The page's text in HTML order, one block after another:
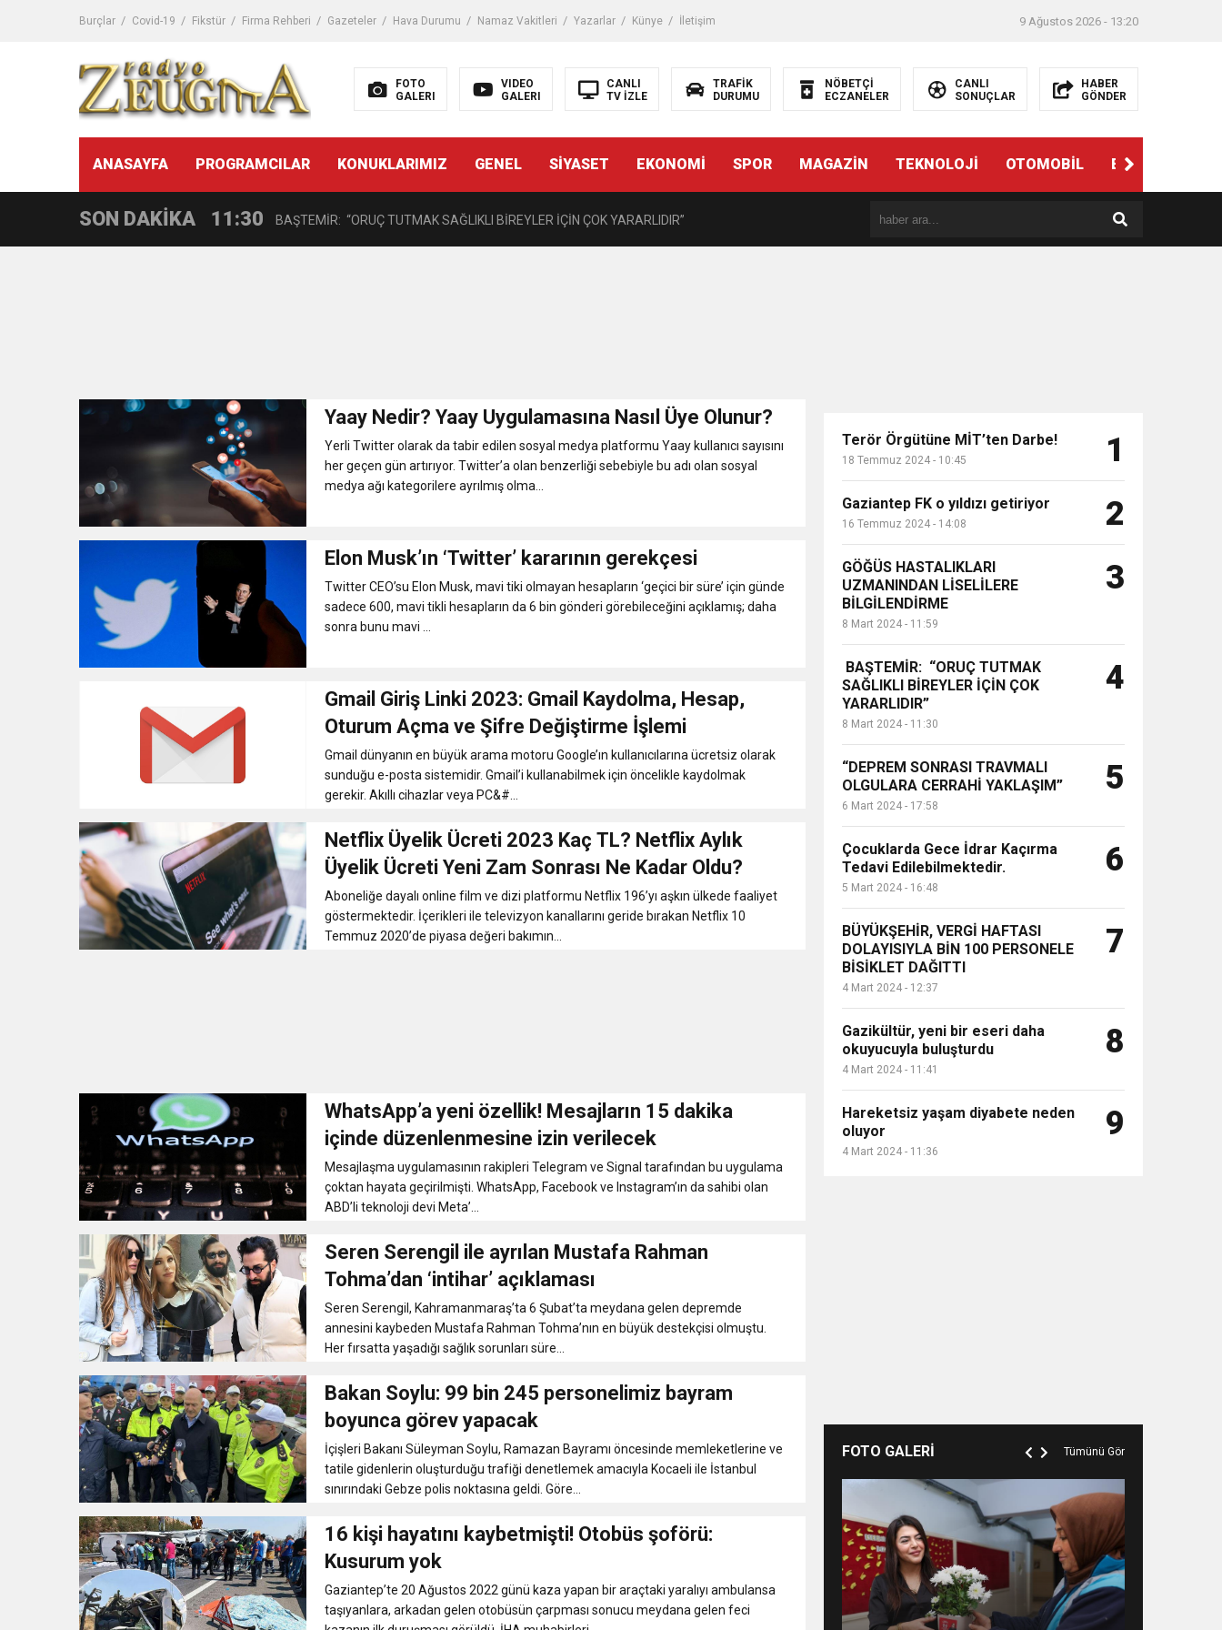
Burçlar Covid-19 Fikstür Firma Rehberi Gazeteler Hava Durumu Namaz Vakitleri Yazarlar Künye İletişim 9 Ağustos 2026 - 13:20
FOTO
GALERI
VIDEO
GALERI
CANLI
TV İZLE
TRAFİK
DURUMU
NÖBETÇİ
ECZANELER
CANLI
SONUÇLAR
HABER
GÖNDER
ANASAYFA PROGRAMCILAR KONUKLARIMIZ GENEL SİYASET EKONOMİ SPOR MAGAZİN TEKNOLOJİ OTOMOBİL EĞİTİM
SON DAKİKA
14:08 Gaziantep FK o yıldızı getiriyor
11:59 GÖĞÜS HASTALIKLARI UZMANINDAN LİSELİLERE BİLGİLENDİRME
11:30 BAŞTEMİR: “ORUÇ TUTMAK SAĞLIKLI BİREYLER İÇİN ÇOK YARARLIDIR”
11:41 Gazikültür, yeni bir eseri daha okuyucuyla buluşturdu
11:36 Hareketsiz yaşam diyabete neden oluyor
11:32 Dr. Öcük, karın germe estetiği ile ilgili bilgi verdi
10:45 Terör Örgütüne MİT’ten Darbe!
Yaay Nedir? Yaay Uygulamasına Nasıl Üye Olunur?
Yerli Twitter olarak da tabir edilen sosyal medya platformu Yaay kullanıcı sayısını
her geçen gün artırıyor. Twitter’a olan benzerliği sebebiyle bu adı olan sosyal
medya ağı kategorilere ayrılmış olma...
Elon Musk’ın ‘Twitter’ kararının gerekçesi
Twitter CEO’su Elon Musk, mavi tiki olmayan hesapların ‘geçici bir süre’ için günde
sadece 600, mavi tikli hesapların da 6 bin gönderi görebileceğini açıklamış; daha
sonra bunu mavi ...
Gmail Giriş Linki 2023: Gmail Kaydolma, Hesap,
Oturum Açma ve Şifre Değiştirme İşlemi
Gmail dünyanın en büyük arama motoru Google’ın kullanıcılarına ücretsiz olarak
sunduğu e-posta sistemidir. Gmail’i kullanabilmek için öncelikle kaydolmak
gerekir. Akıllı cihazlar veya PC&#...
Netflix Üyelik Ücreti 2023 Kaç TL? Netflix Aylık
Üyelik Ücreti Yeni Zam Sonrası Ne Kadar Oldu?
Aboneliğe dayalı online film ve dizi platformu Netflix 196’yı aşkın ülkede faaliyet
göstermektedir. İçerikleri ile televizyon kanallarını geride bırakan Netflix 10
Temmuz 2020’de piyasa değeri bakımın...
WhatsApp’a yeni özellik! Mesajların 15 dakika
içinde düzenlenmesine izin verilecek
Mesajlaşma uygulamasının rakipleri Telegram ve Signal tarafından bu uygulama
çoktan hayata geçirilmişti. WhatsApp, Facebook ve Instagram’ın da sahibi olan
ABD’li teknoloji devi Meta’...
Seren Serengil ile ayrılan Mustafa Rahman
Tohma’dan ‘intihar’ açıklaması
Seren Serengil, Kahramanmaraş’ta 6 Şubat’ta meydana gelen depremde
annesini kaybeden Mustafa Rahman Tohma’nın en büyük destekçisi olmuştu.
Her fırsatta yaşadığı sağlık sorunları süre...
Bakan Soylu: 99 bin 245 personelimiz bayram
boyunca görev yapacak
İçişleri Bakanı Süleyman Soylu, Ramazan Bayramı öncesinde memleketlerine ve
tatile gidenlerin oluşturduğu trafiği denetlemek amacıyla Kocaeli ile İstanbul
sınırındaki Gebze polis noktasına geldi. Göre...
16 kişi hayatını kaybetmişti! Otobüs şoförü:
Kusurum yok
Gaziantep’te 20 Ağustos 2022 günü kaza yapan bir araçtaki yaralıyı ambulansa
taşıyanlara, arkadan gelen otobüsün çarpması sonucu meydana gelen feci
Terör Örgütüne MİT’ten Darbe!
18 Temmuz 2024 - 10:45 1
Gaziantep FK o yıldızı getiriyor
16 Temmuz 2024 - 14:08 2
GÖĞÜS HASTALIKLARI
UZMANINDAN LİSELİLERE
BİLGİLENDİRME
8 Mart 2024 - 11:59
3
BAŞTEMİR: “ORUÇ TUTMAK
SAĞLIKLI BİREYLER İÇİN ÇOK
YARARLIDIR”
8 Mart 2024 - 11:30
4
“DEPREM SONRASI TRAVMALI
OLGULARA CERRAHİ YAKLAŞIM”
6 Mart 2024 - 17:58
5
Çocuklarda Gece İdrar Kaçırma
Tedavi Edilebilmektedir.
5 Mart 2024 - 16:48
6
BÜYÜKŞEHİR, VERGİ HAFTASI
DOLAYISIYLA BİN 100 PERSONELE
BİSİKLET DAĞITTI
4 Mart 2024 - 12:37
7
Gazikültür, yeni bir eseri daha
okuyucuyla buluşturdu
4 Mart 2024 - 11:41
8
Hareketsiz yaşam diyabete neden
oluyor
4 Mart 2024 - 11:36
9
FOTO GALERİ Tümünü Gör